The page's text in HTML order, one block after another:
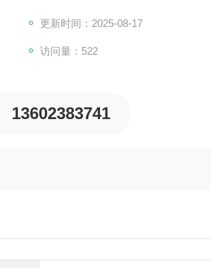
更新时间：2025-08-17
访问量：522
13602383741